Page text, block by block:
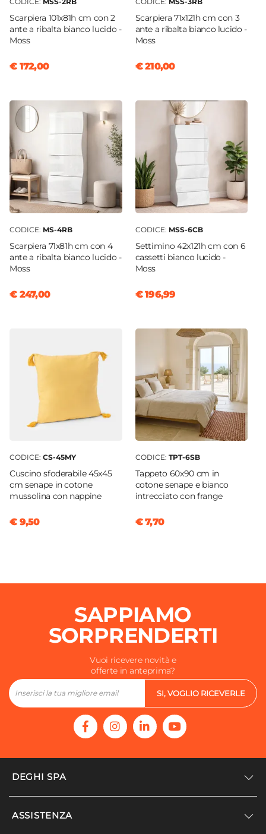
Scarpiera 101x81h cm con 2
ante a ribalta bianco lucido -
Moss
€ 172,00
Scarpiera 71x121h cm con 3
ante a ribalta bianco lucido -
Moss
€ 210,00
CODICE: MS-4RB
Scarpiera 71x81h cm con 4
ante a ribalta bianco lucido -
Moss
€ 247,00
CODICE: MSS-6CB
Settimino 42x121h cm con 6
cassetti bianco lucido -
Moss
€ 196,99
CODICE: CS-45MY
Cuscino sfoderabile 45x45
cm senape in cotone
mussolina con nappine
€ 9,50
CODICE: TPT-6SB
Tappeto 60x90 cm in
cotone senape e bianco
intrecciato con frange
€ 7,70
SAPPIAMO
SORPRENDERTI
Vuoi ricevere novità e
offerte in anteprima?
SI, VOGLIO RICEVERLE
DEGHI SPA
Accedi/Registrati
ASSISTENZA